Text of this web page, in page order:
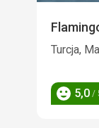
Turcja,
Ocena
5,0 /